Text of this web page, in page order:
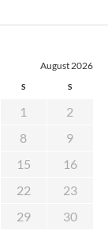
August 2026
S S
1
2
8
9
15
16
22
23
29
30